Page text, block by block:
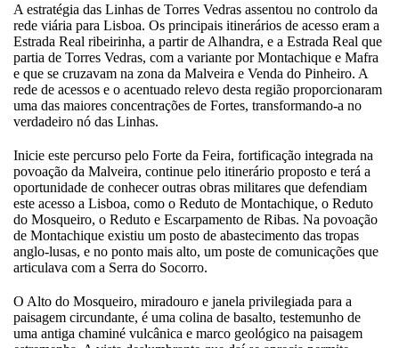
A estratégia das Linhas de Torres Vedras assentou no controlo da
rede viária para Lisboa. Os principais itinerários de acesso eram a
Estrada Real ribeirinha, a partir de Alhandra, e a Estrada Real que
partia de Torres Vedras, com a variante por Montachique e Mafra
e que se cruzavam na zona da Malveira e Venda do Pinheiro. A
rede de acessos e o acentuado relevo desta região proporcionaram
uma das maiores concentrações de Fortes, transformando-a no
verdadeiro nó das Linhas.
Inicie este percurso pelo Forte da Feira, fortificação integrada na
povoação da Malveira, continue pelo itinerário proposto e terá a
oportunidade de conhecer outras obras militares que defendiam
este acesso a Lisboa, como o Reduto de Montachique, o Reduto
do Mosqueiro, o Reduto e Escarpamento de Ribas. Na povoação
de Montachique existiu um posto de abastecimento das tropas
anglo-lusas, e no ponto mais alto, um poste de comunicações que
articulava com a Serra do Socorro.
O Alto do Mosqueiro, miradouro e janela privilegiada para a
paisagem circundante, é uma colina de basalto, testemunho de
uma antiga chaminé vulcânica e marco geológico na paisagem